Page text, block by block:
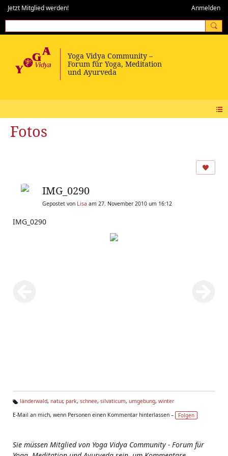
Jetzt Mitglied werden! Anmelden
Fotos
IMG_0290
Gepostet von Lisa am 27. November 2010 um 16:12
IMG_0290
g
länderwald, natur, park, schnee, silvaticum, umgebung, winter
E-Mail an mich, wenn Personen einen Kommentar hinterlassen –
Folgen
Sie müssen Mitglied von Yoga Vidya Community - Forum für